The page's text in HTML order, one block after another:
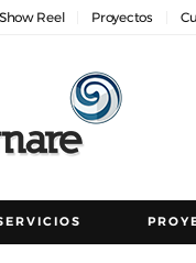
Show Reel Proyectos